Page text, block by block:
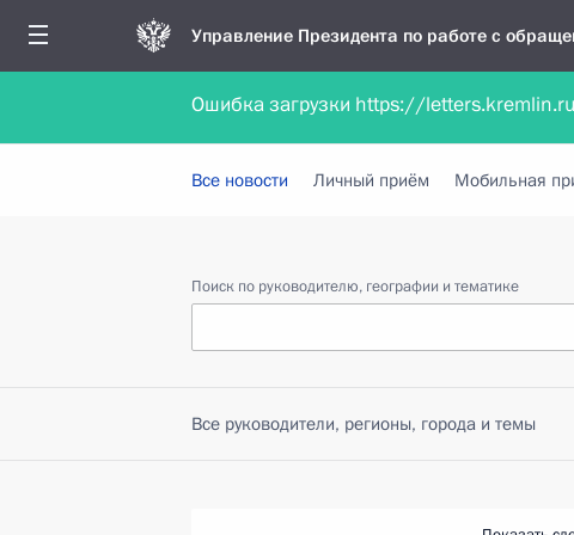
Управление Президента по работе с
Обратиться в форме электронного документа
Все новости Личный приём Мобильная
Поиск по руководителю, географии и тематике
Все руководители, регионы, города и темы
Ошибка загрузки https://